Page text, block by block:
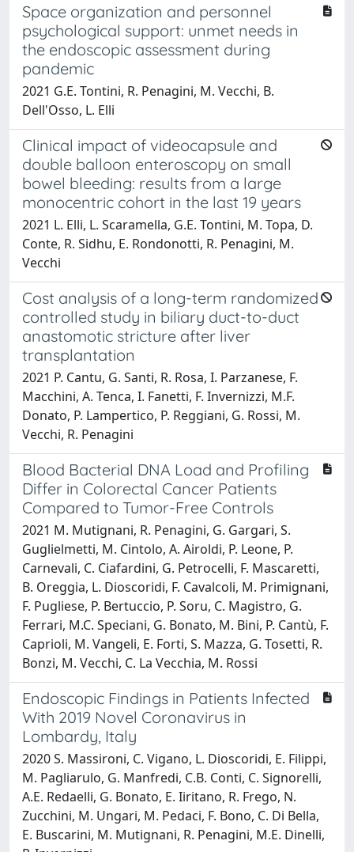
Space organization and personnel
psychological support: unmet needs in
the endoscopic assessment during
pandemic
2021 G.E. Tontini, R. Penagini, M. Vecchi, B.
Dell'Osso, L. Elli
Clinical impact of videocapsule and
double balloon enteroscopy on small
bowel bleeding: results from a large
monocentric cohort in the last 19 years
2021 L. Elli, L. Scaramella, G.E. Tontini, M. Topa, D.
Conte, R. Sidhu, E. Rondonotti, R. Penagini, M.
Vecchi
Cost analysis of a long-term randomized
controlled study in biliary duct-to-duct
anastomotic stricture after liver
transplantation
2021 P. Cantu, G. Santi, R. Rosa, I. Parzanese, F.
Macchini, A. Tenca, I. Fanetti, F. Invernizzi, M.F.
Donato, P. Lampertico, P. Reggiani, G. Rossi, M.
Vecchi, R. Penagini
Blood Bacterial DNA Load and Profiling
Differ in Colorectal Cancer Patients
Compared to Tumor-Free Controls
2021 M. Mutignani, R. Penagini, G. Gargari, S.
Guglielmetti, M. Cintolo, A. Airoldi, P. Leone, P.
Carnevali, C. Ciafardini, G. Petrocelli, F. Mascaretti,
B. Oreggia, L. Dioscoridi, F. Cavalcoli, M. Primignani,
F. Pugliese, P. Bertuccio, P. Soru, C. Magistro, G.
Ferrari, M.C. Speciani, G. Bonato, M. Bini, P. Cantù, F.
Caprioli, M. Vangeli, E. Forti, S. Mazza, G. Tosetti, R.
Bonzi, M. Vecchi, C. La Vecchia, M. Rossi
Endoscopic Findings in Patients Infected
With 2019 Novel Coronavirus in
Lombardy, Italy
2020 S. Massironi, C. Vigano, L. Dioscoridi, E. Filippi,
M. Pagliarulo, G. Manfredi, C.B. Conti, C. Signorelli,
A.E. Redaelli, G. Bonato, E. Iiritano, R. Frego, N.
Zucchini, M. Ungari, M. Pedaci, F. Bono, C. Di Bella,
E. Buscarini, M. Mutignani, R. Penagini, M.E. Dinelli,